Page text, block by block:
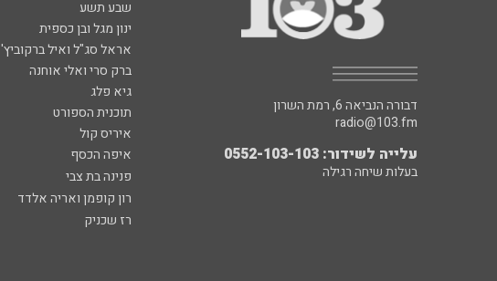
שבע תשע
ינון מגל ובן כספית
אראל סג"ל ואיל ברקוביץ'
ברק סרי ואלי אוחנה
גיא פלג
תוכנית הספורט
איריס קול
איפה הכסף
פנינה בת צבי
רון קופמן ואריה אלדד
רז שכניק
דבורה הנביאה 6, רמת השרון
radio@103.fm
עלייה לשידור: 0552-103-103
בעלות שיחה רגילה